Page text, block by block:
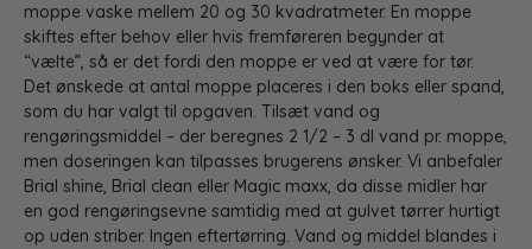
moppe vaske mellem 20 og 30 kvadratmeter. En moppe
skiftes efter behov eller hvis fremføreren begynder at
“vælte”, så er det fordi den moppe er ved at være for tør.
Det ønskede at antal moppe placeres i den boks eller spand,
som du har valgt til opgaven. Tilsæt vand og
rengøringsmiddel – der beregnes 2 1/2 – 3 dl vand pr. moppe,
men doseringen kan tilpasses brugerens ønsker. Vi anbefaler
Brial shine, Brial clean eller Magic maxx, da disse midler har
en god rengøringsevne samtidig med at gulvet tørrer hurtigt
op uden striber. Ingen eftertørring. Vand og middel blandes i